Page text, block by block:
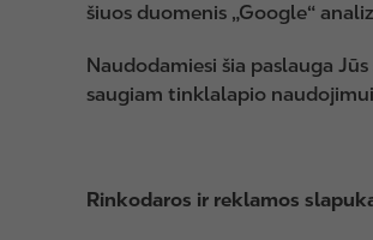
šiuos duomenis „Google“
Naudodamiesi šia paslauga
saugiam tinklalapio
Rinkodaros ir reklamos